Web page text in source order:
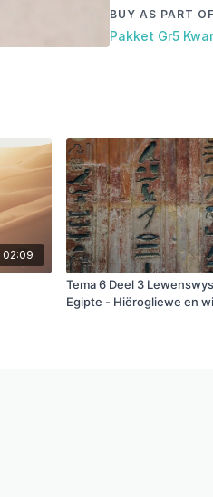
BUY AS PART
Pakket Gr5
02:09
Tema 6 Deel 3
Egipte - Hiërogliewe en